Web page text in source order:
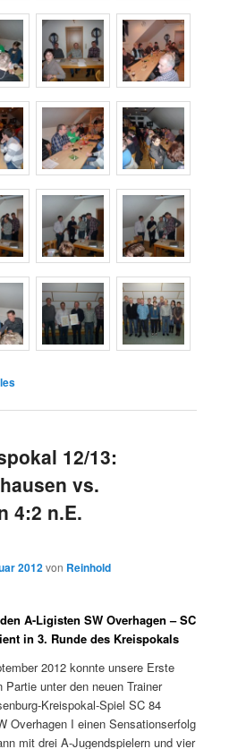
12/13:
vs.
4:2 n.E.
2012von Reinhold
A-Ligisten SW Overhagen – SC
in 3. Runde des Kreispokals
2012 konnte unsere Erste
unter den neuen Trainer
Kreispokal-Spiel SC 84
Overhagen I einen Sensationserfolg
mit drei A-Jugendspielern und vier